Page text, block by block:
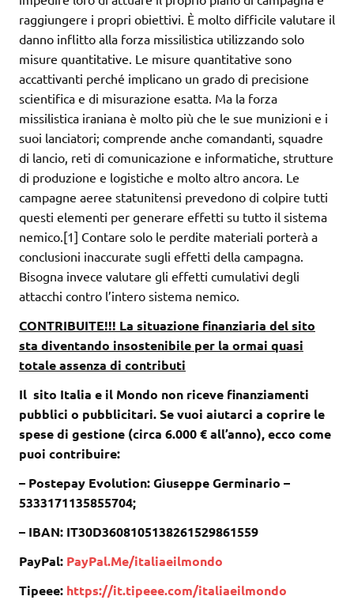
raggiungere i propri obiettivi. È molto difficile valutare il
danno inflitto alla forza missilistica utilizzando solo
misure quantitative. Le misure quantitative sono
accattivanti perché implicano un grado di precisione
scientifica e di misurazione esatta. Ma la forza
missilistica iraniana è molto più che le sue munizioni e i
suoi lanciatori; comprende anche comandanti, squadre
di lancio, reti di comunicazione e informatiche, strutture
di produzione e logistiche e molto altro ancora. Le
campagne aeree statunitensi prevedono di colpire tutti
questi elementi per generare effetti su tutto il sistema
nemico.[1] Contare solo le perdite materiali porterà a
conclusioni inaccurate sugli effetti della campagna.
Bisogna invece valutare gli effetti cumulativi degli
attacchi contro l’intero sistema nemico.
CONTRIBUITE!!! La situazione finanziaria del sito
sta diventando insostenibile per la ormai quasi
totale assenza di contributi
Il sito Italia e il Mondo non riceve finanziamenti
pubblici o pubblicitari. Se vuoi aiutarci a coprire le
spese di gestione (circa 6.000 € all’anno), ecco come
puoi contribuire:
– Postepay Evolution: Giuseppe Germinario –
5333171135855704;
– IBAN: IT30D3608105138261529861559
PayPal: PayPal.Me/italiaeilmondo
Tipeee: https://it.tipeee.com/italiaeilmondo